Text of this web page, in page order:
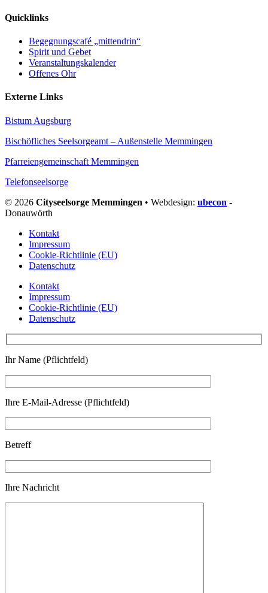
Quicklinks
Begegnungscafé „mittendrin“
Spirit und Gebet
Veranstaltungskalender
Offenes Ohr
Externe Links
Bistum Augsburg
Bischöfliches Seelsorgeamt – Außenstelle Memmingen
Pfarreiengemeinschaft Memmingen
Telefonseelsorge
© 2026 Cityseelsorge Memmingen • Webdesign: ubecon -
Donauwörth
Kontakt
Impressum
Cookie-Richtlinie (EU)
Datenschutz
Kontakt
Impressum
Cookie-Richtlinie (EU)
Datenschutz
Ihr Name (Pflichtfeld)
Ihre E-Mail-Adresse (Pflichtfeld)
Betreff
Ihre Nachricht